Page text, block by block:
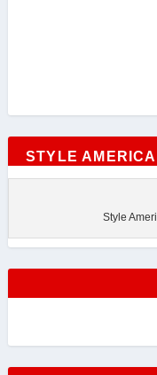
STYLE
Style